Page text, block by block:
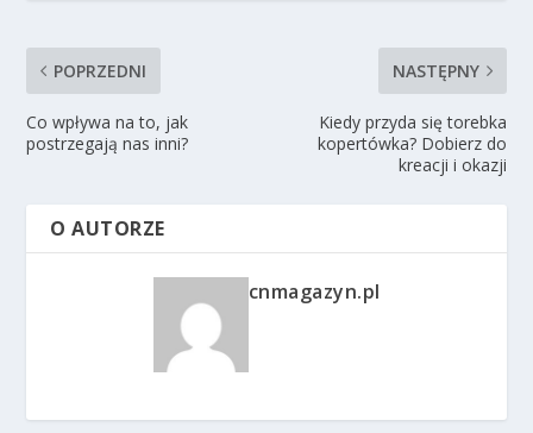
POPRZEDNI
Co wpływa na to, jak
postrzegają nas inni?
NASTĘPNY
Kiedy przyda się torebka
kopertówka? Dobierz do
kreacji i okazji
O AUTORZE
cnmagazyn.pl